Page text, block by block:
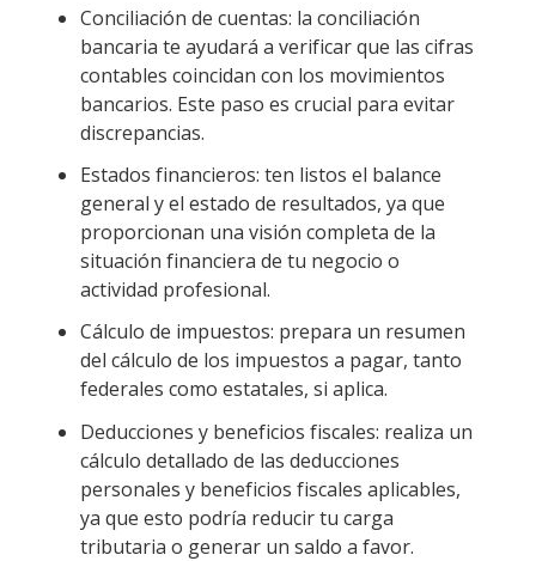
Conciliación de cuentas: la conciliación
bancaria te ayudará a verificar que las cifras
contables coincidan con los movimientos
bancarios. Este paso es crucial para evitar
discrepancias.
Estados financieros: ten listos el balance
general y el estado de resultados, ya que
proporcionan una visión completa de la
situación financiera de tu negocio o
actividad profesional.
Cálculo de impuestos: prepara un resumen
del cálculo de los impuestos a pagar, tanto
federales como estatales, si aplica.
Deducciones y beneficios fiscales: realiza un
cálculo detallado de las deducciones
personales y beneficios fiscales aplicables,
ya que esto podría reducir tu carga
tributaria o generar un saldo a favor.